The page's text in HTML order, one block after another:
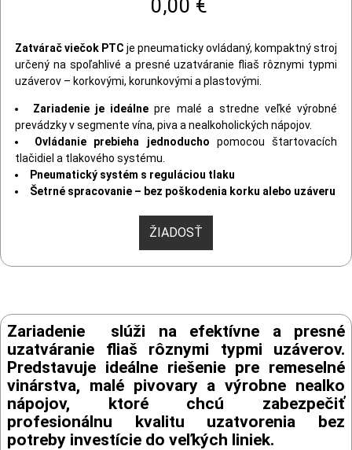
0,00 €
Zatvárač viečok PTC je pneumaticky ovládaný, kompaktný stroj
určený na spoľahlivé a presné uzatváranie fliaš rôznymi typmi
uzáverov – korkovými, korunkovými a plastovými.
Zariadenie je ideálne pre malé a stredne veľké výrobné
prevádzky v segmente vína, piva a nealkoholických nápojov.
Ovládanie prebieha jednoducho pomocou štartovacích
tlačidiel a tlakového systému.
Pneumatický systém s reguláciou tlaku
Šetrné spracovanie – bez poškodenia korku alebo uzáveru
ŽIADOSŤ
Zariadenie slúži na efektívne a presné
uzatváranie fliaš rôznymi typmi uzáverov.
Predstavuje ideálne riešenie pre remeselné
vinárstva, malé pivovary a výrobne nealko
nápojov, ktoré chcú zabezpečiť
profesionálnu kvalitu uzatvorenia bez
potreby investície do veľkých liniek.